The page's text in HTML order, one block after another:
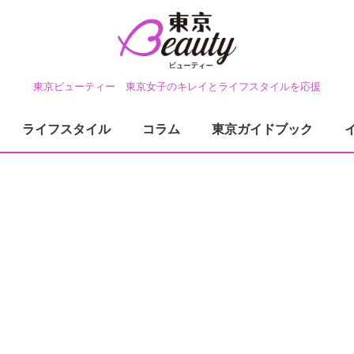
東京ビューティー 東京女子のキレイとライフスタイルを応援
ライフスタイル コラム 東京ガイドブック